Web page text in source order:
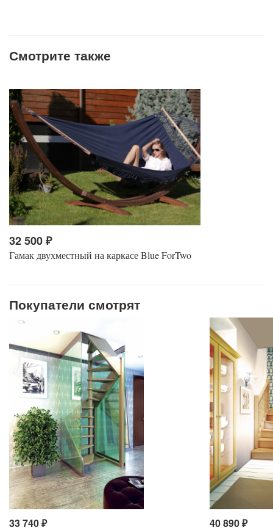
Смотрите также
32 500₽
Гамак двухместный на каркасе Blue ForTwo
Покупатели смотрят
33 740₽ 40 890₽